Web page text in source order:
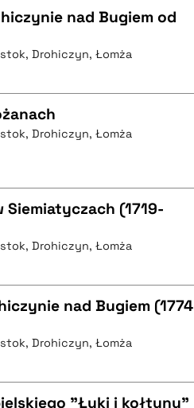
nad Bugiem od
Drohiczyn, Łomża
Drohiczyn, Łomża
Siemiatyczach (1719-
Drohiczyn, Łomża
nad Bugiem
Drohiczyn, Łomża
"Łyki i kołtuny"